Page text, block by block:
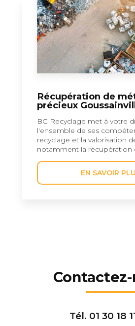
Récupération de
précieux
BG Recyclage met à votre
l'ensemble de ses
recyclage et la valorisation
notamment la récupération
EN SAVOIR
Tél. 01 30 18